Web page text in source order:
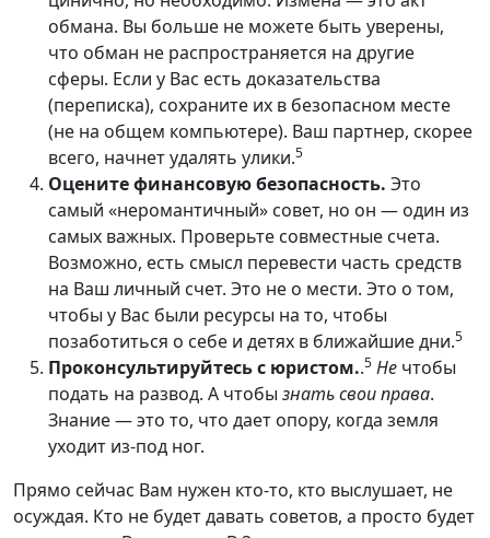
обмана. Вы больше не можете быть уверены,
что обман не распространяется на другие
сферы. Если у Вас есть доказательства
(переписка), сохраните их в безопасном месте
(не на общем компьютере). Ваш партнер, скорее
всего, начнет удалять улики.5
Оцените финансовую безопасность. Это
самый «неромантичный» совет, но он — один из
самых важных. Проверьте совместные счета.
Возможно, есть смысл перевести часть средств
на Ваш личный счет. Это не о мести. Это о том,
чтобы у Вас были ресурсы на то, чтобы
позаботиться о себе и детях в ближайшие дни.5
Проконсультируйтесь с юристом..5 Не чтобы
подать на развод. А чтобы знать свои права.
Знание — это то, что дает опору, когда земля
уходит из-под ног.
Прямо сейчас Вам нужен кто-то, кто выслушает, не
осуждая. Кто не будет давать советов, а просто будет